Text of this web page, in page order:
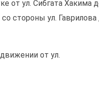
от ул. Сибгата Хакима
стороны ул. Гаврилова
от ул.